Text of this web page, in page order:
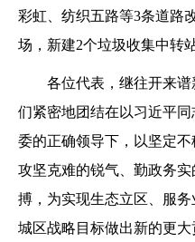
彩虹、纺织五路等3条道路
场，新建2个垃圾收集中转站
各位代表，继往开来
们紧密地团结在以习近平
委的正确领导下，以坚定不
攻坚克难的锐气、勤政务
搏，为实现生态立区、服
城区战略目标做出新的更大